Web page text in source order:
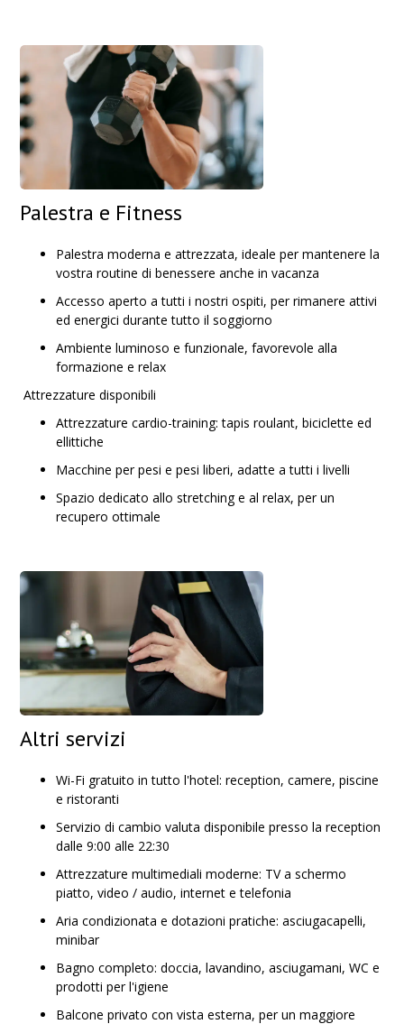
Palestra e Fitness
Palestra moderna e attrezzata, ideale per mantenere la
vostra routine di benessere anche in vacanza
Accesso aperto a tutti i nostri ospiti, per rimanere attivi
ed energici durante tutto il soggiorno
Ambiente luminoso e funzionale, favorevole alla
formazione e relax
Attrezzature disponibili
Attrezzature cardio-training: tapis roulant, biciclette ed
ellittiche
Macchine per pesi e pesi liberi, adatte a tutti i livelli
Spazio dedicato allo stretching e al relax, per un
recupero ottimale
Altri servizi
Wi-Fi gratuito in tutto l'hotel: reception, camere, piscine
e ristoranti
Servizio di cambio valuta disponibile presso la reception
dalle 9:00 alle 22:30
Attrezzature multimediali moderne: TV a schermo
piatto, video / audio, internet e telefonia
Aria condizionata e dotazioni pratiche: asciugacapelli,
minibar
Bagno completo: doccia, lavandino, asciugamani, WC e
prodotti per l'igiene
Balcone privato con vista esterna, per un maggiore